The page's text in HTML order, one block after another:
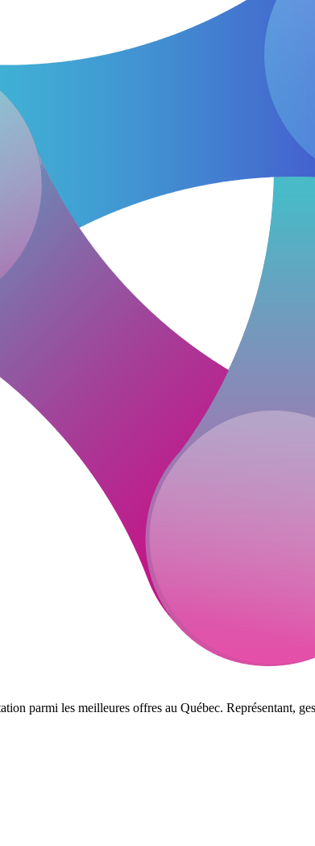
parmi les meilleures offres au Québec. Représentant,